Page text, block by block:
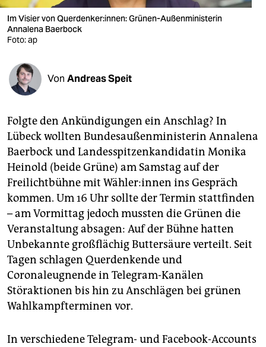
verlag
veranstaltungen
shop
fragen & hilfe
abo
genossenschaft
epaper login
Im Visier von Querdenker:innen: Grünen-Außenministerin
Annalena Baerbock
Foto: ap
Von Andreas Speit
Folgte den Ankündigungen ein Anschlag? In
Lübeck wollten Bundesaußenministerin Annalena
Baerbock und Landesspitzenkandidatin Monika
Heinold (beide Grüne) am Samstag auf der
Freilichtbühne mit Wäh­le­r:in­nen ins Gespräch
kommen. Um 16 Uhr sollte der Termin stattfinden
– am Vormittag jedoch mussten die Grünen die
Veranstaltung absagen: Auf der Bühne hatten
Unbekannte großflächig Buttersäure verteilt. Seit
Tagen schlagen Querdenkende und
Coronaleugnende in Telegram-Kanälen
Störaktionen bis hin zu Anschlägen bei grünen
Wahlkampfterminen vor.
In verschiedene Telegram- und Facebook-Accounts